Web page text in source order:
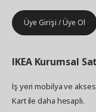
Üye Girişi / Üye Ol
IKEA Kurumsal
İş yeri mobilya ve
Kart ile daha hesaplı.